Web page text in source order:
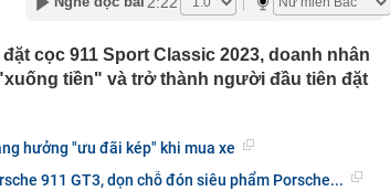
sở hữu tại Digiworld
tiết lộ những thói quen duy trì suốt nhiều
tăng vọt, lộ diện 'ngành hot'
cao
cọc 911 Sport Classic 2023, doanh nhân
tiền" và trở thành người đầu tiên đặt
hưởng "ưu đãi kép" khi mua xe
911 GT3, dọn chỗ đón siêu phẩm Porsche...